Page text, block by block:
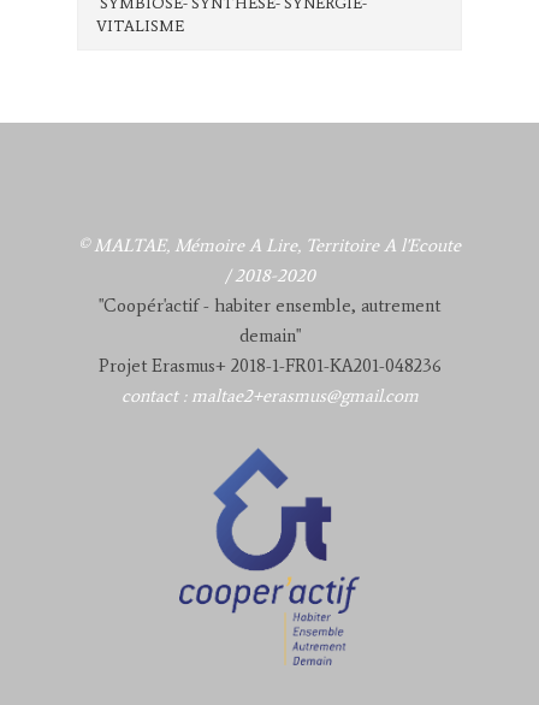
VITALISME
© MALTAE, Mémoire A Lire, Territoire A l'Ecoute
/ 2018-2020
"Coopér'actif - habiter ensemble, autrement
demain"
Projet Erasmus+ 2018-1-FR01-KA201-048236
contact : maltae2+erasmus@gmail.com